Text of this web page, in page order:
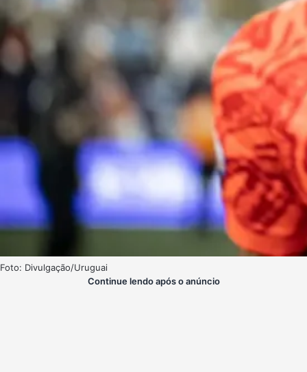
Foto: Divulgação/Uruguai
Continue lendo após o anúncio